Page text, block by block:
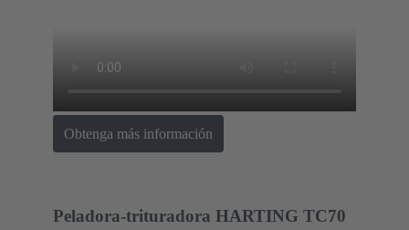
Obtenga más información
Peladora-trituradora HARTING TC70